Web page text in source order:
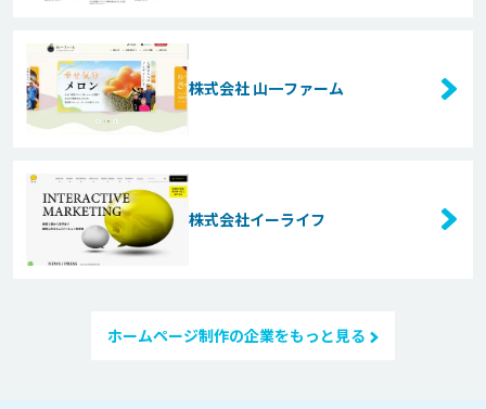
株式会社 山一ファーム
株式会社イーライフ
ホームページ制作の企業をもっと見る